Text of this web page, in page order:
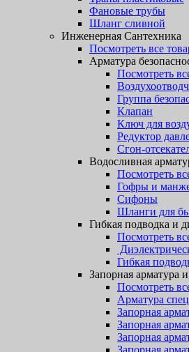
Фановые трубы
Шланг сливной
Инженерная Сантехника
Посмотреть все
Арматура
Посмотреть
Группа
Клапан
Ключ для
Редуктор
Сгон-
Водосливная
Посмотреть
Гофры и
Сифоны
Шланги для
Гибкая подводка и
Посмотреть
Гибкая
Запорная арматура
Посмотреть
Арматура
Запорная
Запорная
Запорная
Запорная